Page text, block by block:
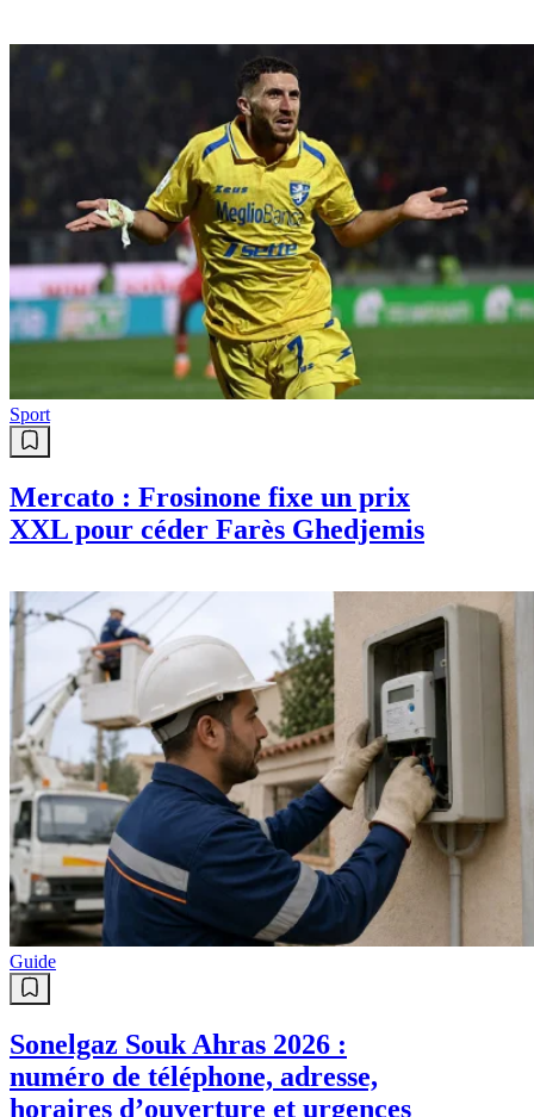
Sport
Mercato : Frosinone fixe un prix
XXL pour céder Farès Ghedjemis
Guide
Sonelgaz Souk Ahras 2026 :
numéro de téléphone, adresse,
horaires d’ouverture et urgences